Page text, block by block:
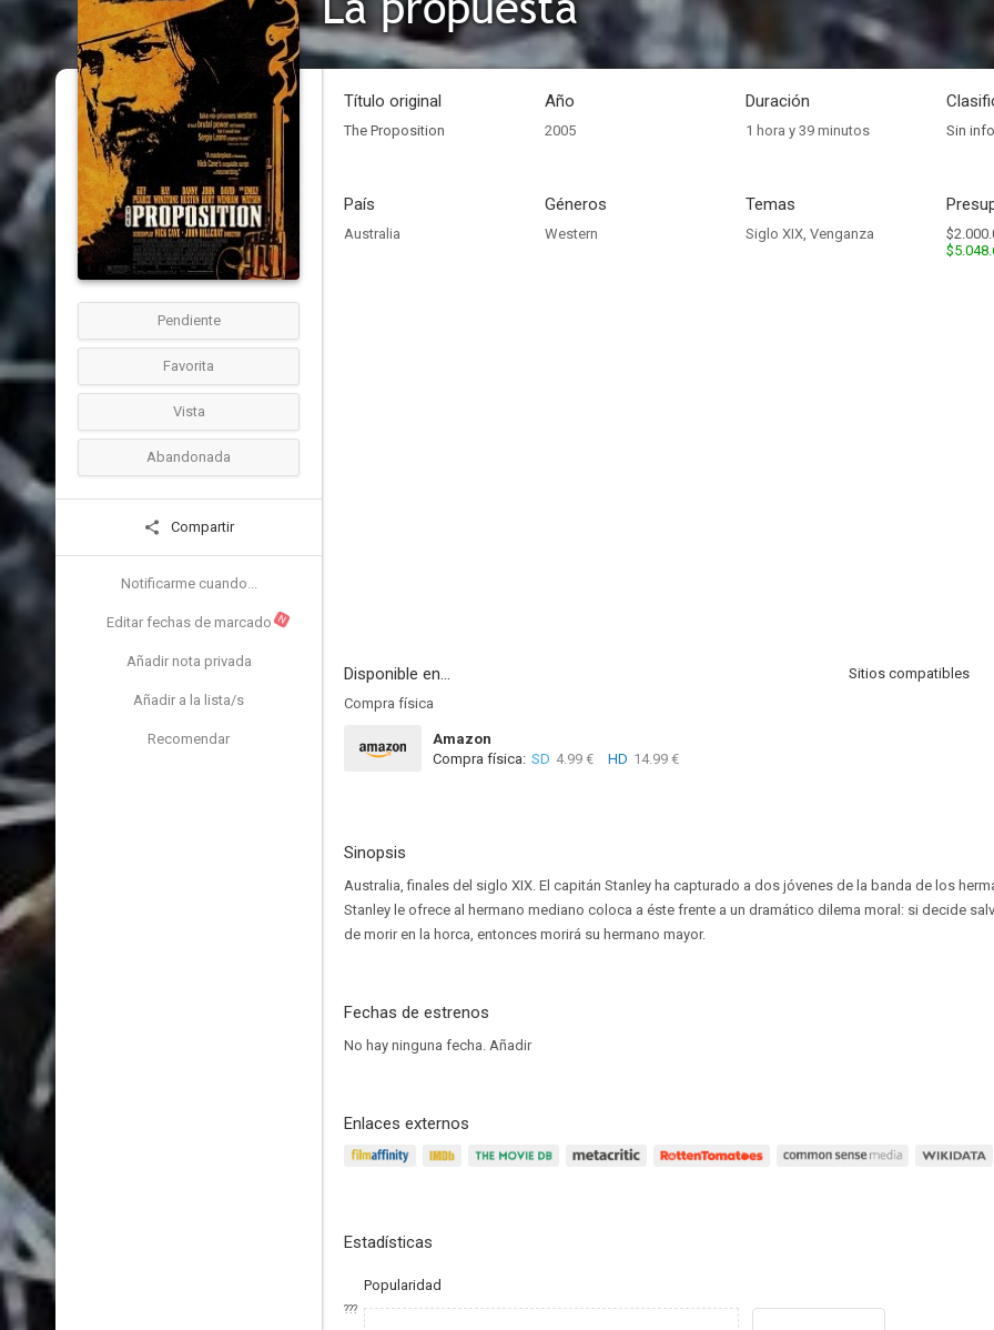
Pendiente
Favorita
Vista
Abandonada
Compartir
Notificarme cuando...
Editar fechas de marcado N
Añadir nota privada
Añadir a la lista/s
Recomendar
Título original
The Proposition
Año
2005
Duración
1 hora y 39 minutos Sin
País
Australia
Géneros
Western
Temas
Siglo XIX, Venganza
Disponible en...
Sitios compatibles
Compra física
Amazon
Compra física: SD 4.99 € HD 14.99 €
Sinopsis
Australia, finales del siglo XIX. El capitán Stanley ha capturado a dos jóvenes de la banda de los
Stanley le ofrece al hermano mediano coloca a éste frente a un dramático dilema moral: si decide
de morir en la horca, entonces morirá su hermano mayor.
Fechas de estrenos
No hay ninguna fecha. Añadir
Enlaces externos
Estadísticas
Popularidad
???